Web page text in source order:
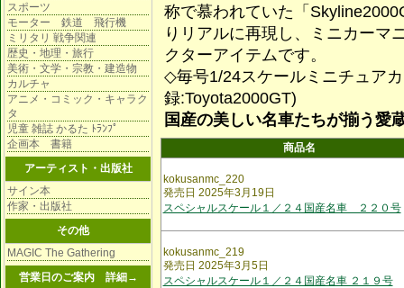
スポーツ
モーター 鉄道 飛行機
ミリタリ 戦争関連
歴史・地理・旅行
美術・文学・宗教・建造物
カルチャ
アニメ・コミック・キャラク
タ
児童 雑誌 かるた ﾄﾗﾝﾌﾟ
企画本 書籍
アーティスト・出版社
サイン本
作家・出版社
その他
MAGIC The Gathering
営業日のご案内 詳細→
称で慕われていた「
りリアルに再現し、ミニカーマ
クターアイテムです。
◇毎号1/24スケールミニチュア
録:Toyota2000GT)
国産の美しい名車たちが揃う愛
商品名
kokusanmc_220
発売日 2025年3月19日
スペシャルスケール１／２４国産名車 ２２０号
kokusanmc_219
発売日 2025年3月5日
スペシャルスケール１／２４国産名車 ２１９号